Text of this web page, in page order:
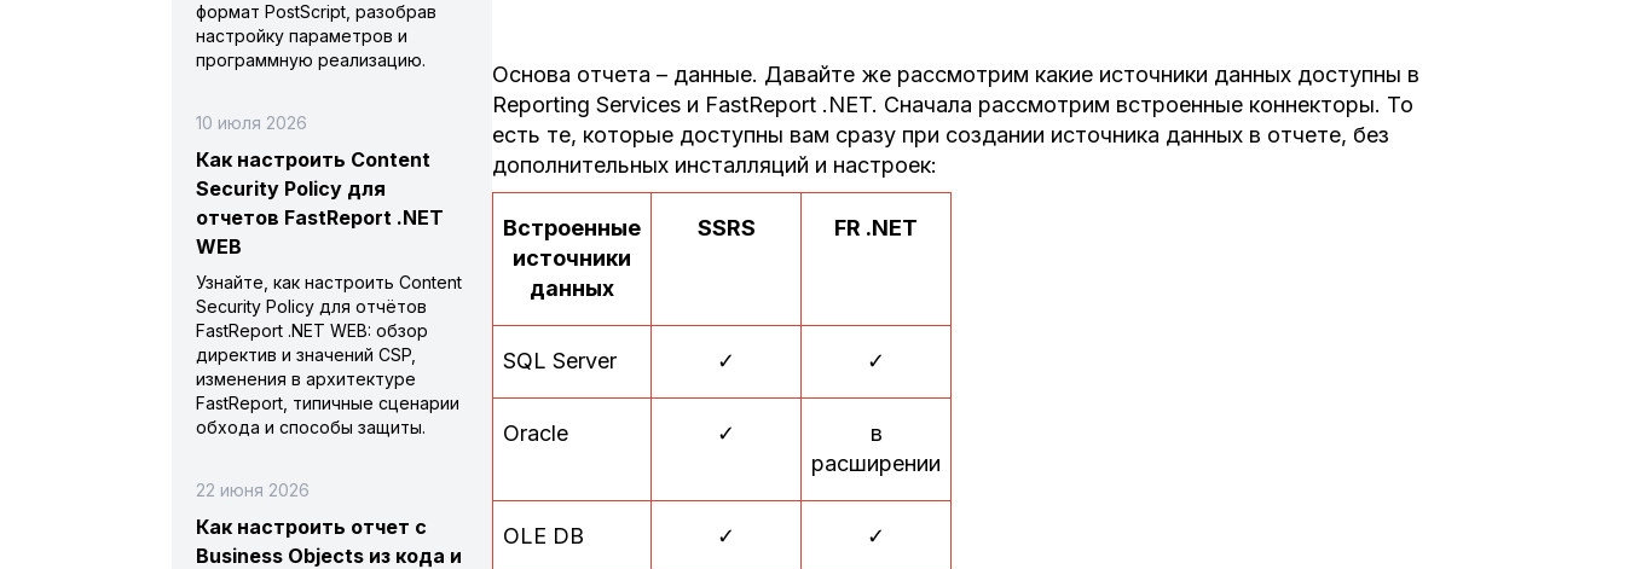
Основа отчета – данные. Давайте же рассмотрим какие источники данных доступны в
Reporting Services и FastReport .NET. Сначала рассмотрим встроенные коннекторы. То
есть те, которые доступны вам сразу при создании источника данных в отчете, без
дополнительных инсталляций и настроек:
Встроенные
источники
данных
SSRS FR .NET
SQL Server ✓ ✓
Oracle ✓
в
расширении
OLE DB ✓ ✓
формат PostScript, разобрав
настройку параметров и
программную реализацию.
10 июля 2026
Как настроить Content
Security Policy для
отчетов FastReport .NET
WEB
Узнайте, как настроить Content
Security Policy для отчётов
FastReport .NET WEB: обзор
директив и значений CSP,
изменения в архитектуре
FastReport, типичные сценарии
обхода и способы защиты.
22 июня 2026
Как настроить отчет с
Business Objects из кода и